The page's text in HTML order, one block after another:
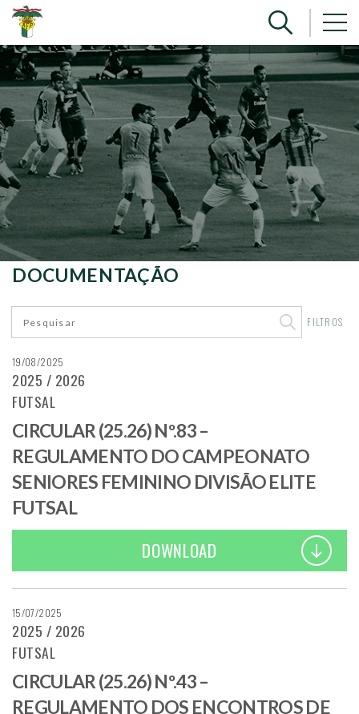
DOCUMENTAÇÃO
FILTROS
19/08/2025
2025 / 2026
FUTSAL
CIRCULAR (25.26) Nº.83 –
REGULAMENTO DO CAMPEONATO
SENIORES FEMININO DIVISÃO ELITE
FUTSAL
DOWNLOAD
15/07/2025
2025 / 2026
FUTSAL
CIRCULAR (25.26) Nº.43 –
REGULAMENTO DOS ENCONTROS DE